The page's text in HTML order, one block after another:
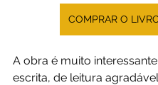
COMPRAR O
A obra é muito
escrita, de leitura